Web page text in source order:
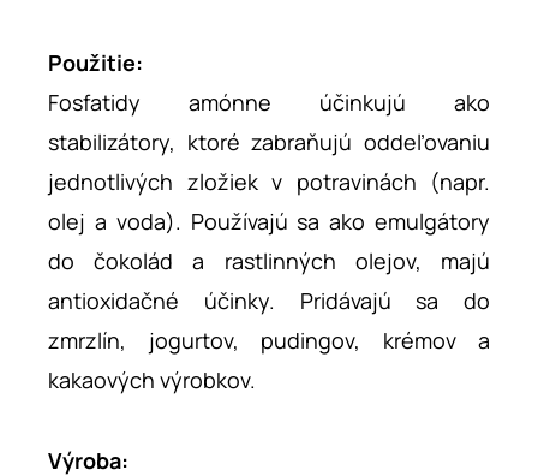
Použitie:
Fosfatidy amónne účinkujú ako
stabilizátory, ktoré zabraňujú oddeľovaniu
jednotlivých zložiek v potravinách (napr.
olej a voda). Používajú sa ako emulgátory
do čokolád a rastlinných olejov, majú
antioxidačné účinky. Pridávajú sa do
zmrzlín, jogurtov, pudingov, krémov a
kakaových výrobkov.
Výroba: